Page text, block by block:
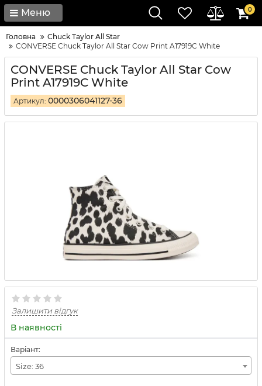
Меню 0
Головна
Chuck Taylor All Star
CONVERSE Chuck Taylor All Star Cow Print A17919C White
CONVERSE Chuck Taylor All Star Cow
Print A17919C White
Артикул: 0000306041127-36
Залишити відгук
В наявності
Варіант:
Size: 36